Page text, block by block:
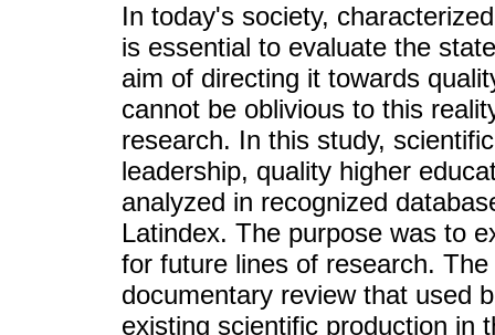
In today's society,
is essential to evaluate the
aim of directing it towards
cannot be oblivious to this
research. In this study,
leadership, quality higher
analyzed in recognized
Latindex. The purpose was to
for future lines of research.
documentary review that used
existing scientific production in